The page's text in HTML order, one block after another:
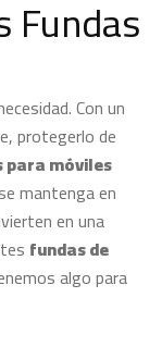
Fundas
Con un
protegerlo de
para móviles
mantenga en
en una
fundas de
algo para